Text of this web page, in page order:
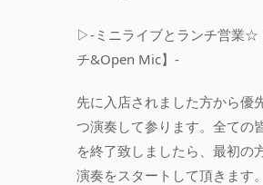
▷-ミニライブとランチ営業☆
チ&Open Mic】-
先に入店されました方から優
つ演奏して参ります。全ての
を終了致しましたら、最初の
演奏をスタートして頂きます。